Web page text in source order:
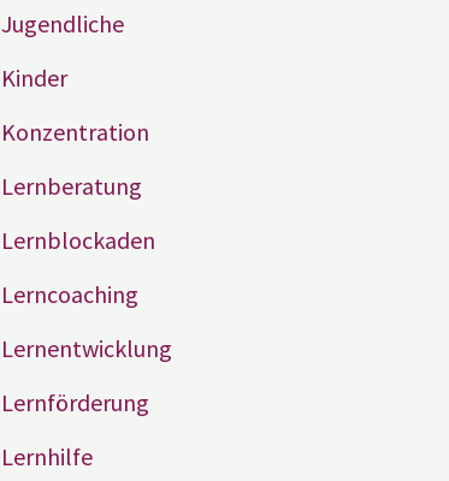
Jugendliche
Kinder
Konzentration
Lernberatung
Lernblockaden
Lerncoaching
Lernentwicklung
Lernförderung
Lernhilfe